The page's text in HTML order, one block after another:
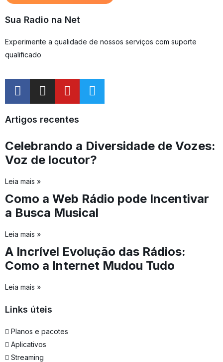
Sua Radio na Net
Experimente a qualidade de nossos serviços com suporte
qualificado
Artigos recentes
Celebrando a Diversidade de Vozes:
Voz de locutor?
Leia mais »
Como a Web Rádio pode Incentivar
a Busca Musical
Leia mais »
A Incrível Evolução das Rádios:
Como a Internet Mudou Tudo
Leia mais »
Links úteis
Planos e pacotes
Aplicativos
Streaming